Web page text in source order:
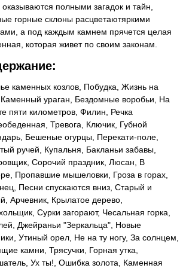
полными загадок и тайн,
горные склоны расцветаютяркими
а под каждым камнем прячется целая
которая живет по своим законам.
каменных козлов, Побудка, Жизнь на
Каменный ураган, Бездомные воробьи, На
пяти километров, Филин, Речка
Тревога, Ключик, Губной
Бешеные огурцы, Перекати-поле,
ручей, Купальня, Бакланьи забавы,
Сорочий праздник, Люсан, В
Пропавшие мышеловки, Гроза в горах,
Песни спускаются вниз, Старый и
Арчевник, Крылатое дерево,
Сурки загорают, Чесальная горка,
Джейраньи "Зеркальца", Новые
Утиный орел, Не на ту ногу, За солнцем,
камни, Трясучки, Горная утка,
Ух ты!, Ошибка золота, Каменная